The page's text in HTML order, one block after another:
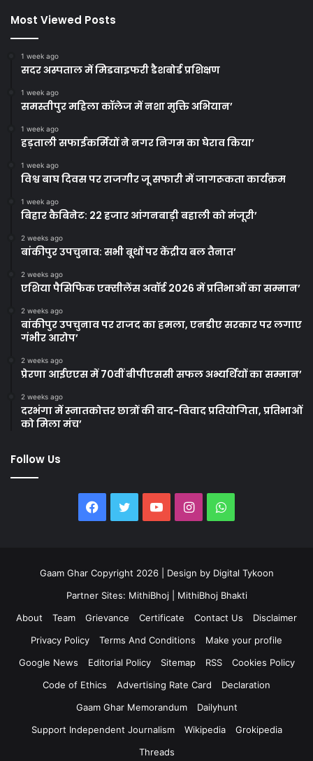
Most Viewed Posts
1 week ago
सदर अस्पताल में मिडवाइफरी डैशबोर्ड प्रशिक्षण
1 week ago
समस्तीपुर महिला कॉलेज में नशा मुक्ति अभियान’
1 week ago
हड़ताली सफाईकर्मियों ने नगर निगम का घेराव किया’
1 week ago
विश्व बाघ दिवस पर राजगीर जू सफारी में जागरूकता कार्यक्रम
1 week ago
बिहार कैबिनेट: 22 हजार आंगनबाड़ी बहाली को मंजूरी’
2 weeks ago
बांकीपुर उपचुनाव: सभी बूथों पर केंद्रीय बल तैनात’
2 weeks ago
एशिया पैसिफिक एक्सीलेंस अवॉर्ड 2026 में प्रतिभाओं का सम्मान’
2 weeks ago
बांकीपुर उपचुनाव पर राजद का हमला, एनडीए सरकार पर लगाए
गंभीर आरोप’
2 weeks ago
प्रेरणा आईएएस में 70वीं बीपीएससी सफल अभ्यर्थियों का सम्मान’
2 weeks ago
दरभंगा में स्नातकोत्तर छात्रों की वाद-विवाद प्रतियोगिता, प्रतिभाओं
को मिला मंच’
Follow Us
Facebook
TwitterYouTubeInstagramWhatsApp
Gaam Ghar Copyright 2026 | Design by Digital Tykoon
Partner Sites: MithiBhoj
MithiBhoj Bhakti
About
Team Grievance Certificate Contact Us
Disclaimer
Privacy Policy
Terms And Conditions
Make your profile
Google News
Editorial Policy Sitemap RSS
Cookies Policy
Code of Ethics
Advertising Rate Card
Declaration
Gaam Ghar Memorandum
Dailyhunt
Support Independent Journalism
Wikipedia
Grokipedia
Threads